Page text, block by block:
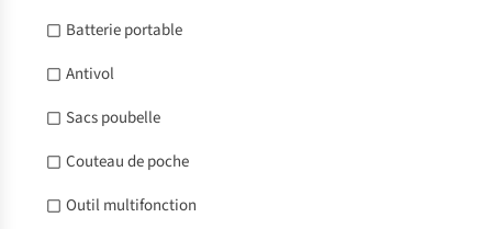
Batterie portable
Antivol
Sacs poubelle
Couteau de poche
Outil multifonction